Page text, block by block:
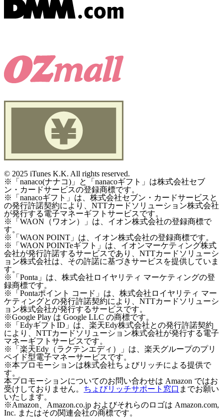
© 2025 iTunes K.K. All rights reserved.
※「nanaco(ナナコ)」と「nanacoギフト」は株式会社セブ
ン・カードサービスの登録商標です。
※「nanacoギフト」は、株式会社セブン・カードサービスと
の発行許諾契約により、NTTカードソリューション株式会社
が発行する電子マネーギフトサービスです。
※「WAON（ワオン）」は、イオン株式会社の登録商標で
す。
※「WAON POINT」は、イオン株式会社の登録商標です。
※「WAON POINTeギフト」は、イオンマーケティング株式
会社が発行許諾するサービスであり、NTTカードソリューシ
ョン株式会社は、その許諾に基づきサービスを提供していま
す。
※「Ponta」は、株式会社ロイヤリティ マーケティングの登
録商標です。
※「Pontaポイント コード」は、株式会社ロイヤリティ マー
ケティングとの発行許諾契約により、NTTカードソリューシ
ョン株式会社が発行するサービスです。
※Google Play は Google LLC の商標です。
※「EdyギフトID」は、楽天Edy株式会社との発行許諾契約
により、NTTカードソリューション株式会社が発行する電子
マネーギフトサービスです。
※「楽天Edy（ラクテンエディ）」は、楽天グループのプリ
ペイド型電子マネーサービスです。
※本プロモーションは株式会社ちょびリッチによる提供で
す。
本プロモーションについてのお問い合わせは Amazon ではお
受けしておりません。 ちょびリッチサポート窓口 までお願い
いたします。
※Amazon、Amazon.co.jp およびそれらのロゴは Amazon.com,
Inc. またはその関連会社の商標です。